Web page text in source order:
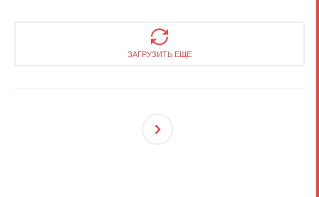
ЗАГРУЗИТЬ ЕЩЕ
Ующ